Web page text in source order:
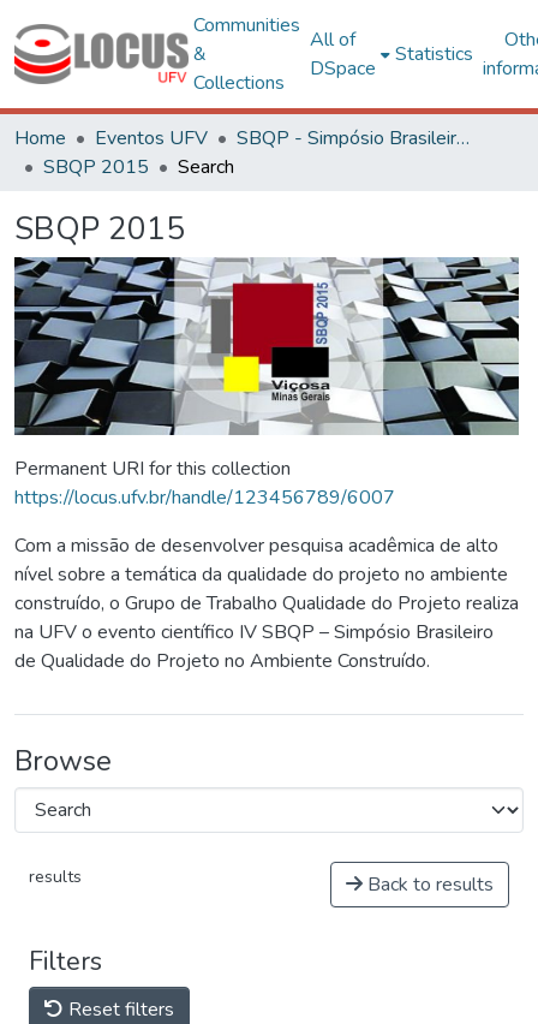
Communities
&
Collections
All of
DSpace
Statistics
Home Eventos UFV
SBQP - Simpósio Brasileiro de Qualidade do Projeto no Ambiente Construído
SBQP 2015
Search
SBQP 2015
Permanent URI for this collection
https://locus.ufv.br/handle/123456789/6007
Com a missão de desenvolver pesquisa acadêmica de alto
nível sobre a temática da qualidade do projeto no ambiente
construído, o Grupo de Trabalho Qualidade do Projeto realiza
na UFV o evento científico IV SBQP – Simpósio Brasileiro
de Qualidade do Projeto no Ambiente Construído.
Browse
results Back to results
Filters
Reset filters